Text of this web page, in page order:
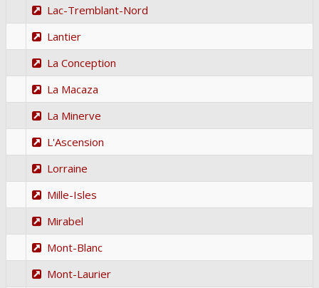
Lac-Tremblant-Nord
Lantier
La Conception
La Macaza
La Minerve
L'Ascension
Lorraine
Mille-Isles
Mirabel
Mont-Blanc
Mont-Laurier